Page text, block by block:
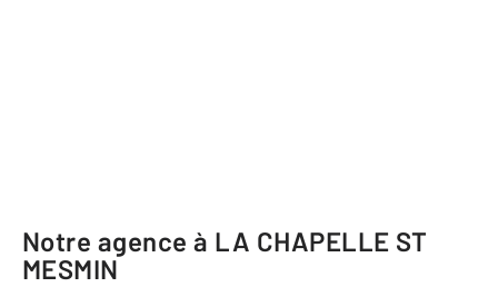
Notre agence à LA CHAPELLE ST
MESMIN